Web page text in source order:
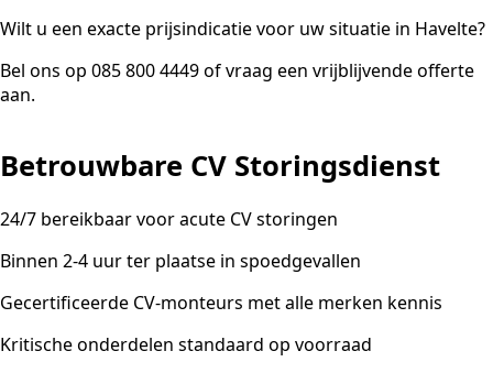
Wilt u een exacte prijsindicatie voor uw situatie in Havelte?
Bel ons op 085 800 4449 of vraag een vrijblijvende offerte
aan.
Betrouwbare CV Storingsdienst
24/7 bereikbaar voor acute CV storingen
Binnen 2-4 uur ter plaatse in spoedgevallen
Gecertificeerde CV-monteurs met alle merken kennis
Kritische onderdelen standaard op voorraad